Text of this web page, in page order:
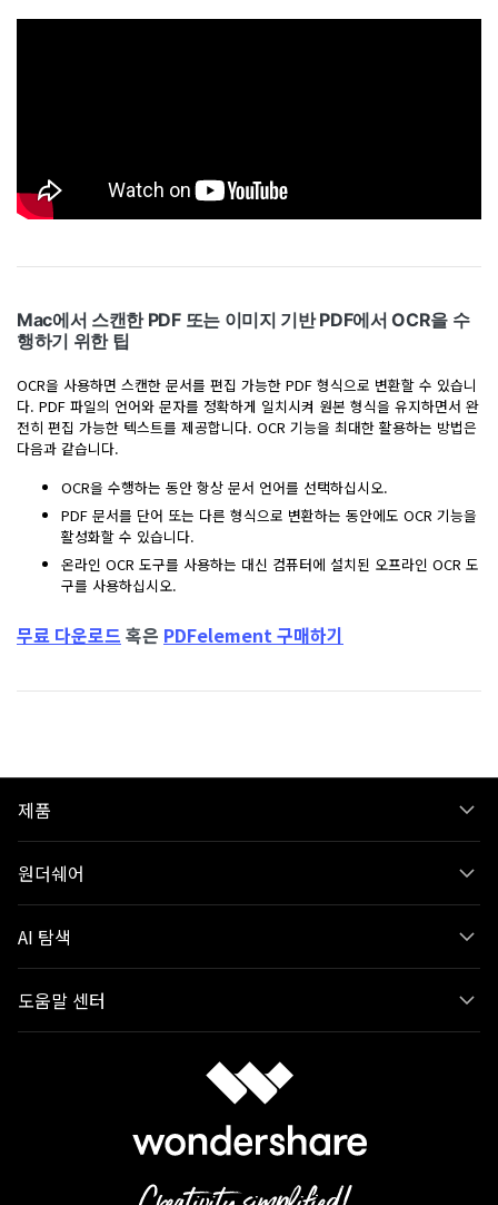
Mac에서 스캔한 PDF 또는 이미지 기반 PDF에서 OCR을 수
행하기 위한 팁
OCR을 사용하면 스캔한 문서를 편집 가능한 PDF 형식으로 변환할 수 있습니
다. PDF 파일의 언어와 문자를 정확하게 일치시켜 원본 형식을 유지하면서 완
전히 편집 가능한 텍스트를 제공합니다. OCR 기능을 최대한 활용하는 방법은
다음과 같습니다.
OCR을 수행하는 동안 항상 문서 언어를 선택하십시오.
PDF 문서를 단어 또는 다른 형식으로 변환하는 동안에도 OCR 기능을
활성화할 수 있습니다.
온라인 OCR 도구를 사용하는 대신 컴퓨터에 설치된 오프라인 OCR 도
구를 사용하십시오.
무료 다운로드 혹은 PDFelement 구매하기
제품
원더쉐어
AI 탐색
도움말 센터